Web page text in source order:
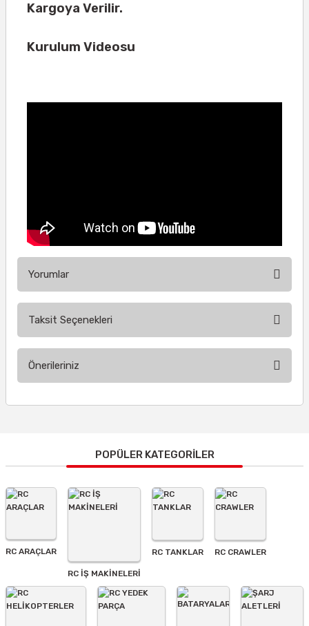
Kargoya Verilir.
Kurulum Videosu
Yorumlar
Taksit Seçenekleri
Önerileriniz
Görüş ve önerileriniz için teşekkür ederiz.
Ürün resmi kalitesiz, bozuk veya görüntülenemiyor.
Ürün açıklamasında eksik bilgiler bulunuyor.
Ürün fiyatı diğer sitelerden daha pahalı.
Bu ürüne benzer farklı alternatifler olmalı.
POPÜLER KATEGORİLER
RC ARAÇLAR
RC İŞ MAKİNELERİ
RC TANKLAR RC CRAWLER